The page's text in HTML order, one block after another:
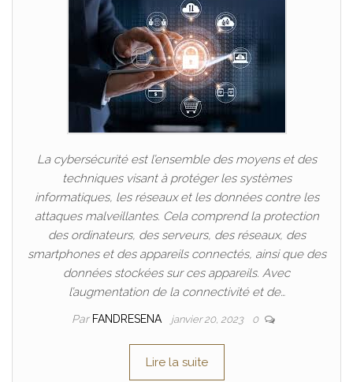
La cybersécurité est l’ensemble des moyens et des
techniques visant à protéger les systèmes
informatiques, les réseaux et les données contre les
attaques malveillantes. Cela comprend la protection
des ordinateurs, des serveurs, des réseaux, des
smartphones et des appareils connectés, ainsi que des
données stockées sur ces appareils. Avec
l’augmentation de la connectivité et de…
Par FANDRESENA janvier 20, 2023 0
Lire la suite